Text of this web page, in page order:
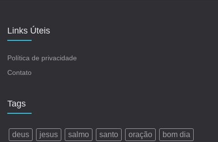
Links Úteis
Política de privacidade
Contato
Tags
deus jesus salmo santo oração
bom dia